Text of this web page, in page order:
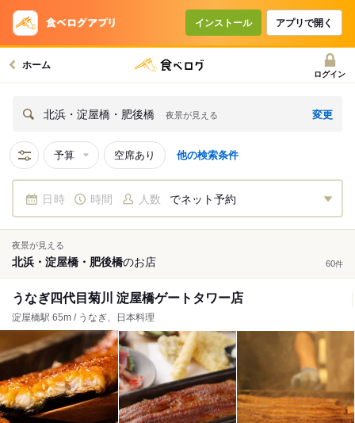
インストール アプリで開く
ホーム
ログイン
北浜・淀屋橋・肥後橋 夜景が見える 変更
予算 空席あり 他の検索条件
日時 時間 人数 でネット予約
夜景が見える
北浜・淀屋橋・肥後橋のお店 60件
うなぎ四代目菊川 淀屋橋ゲートタワー店
淀屋橋駅 65m / うなぎ、日本料理